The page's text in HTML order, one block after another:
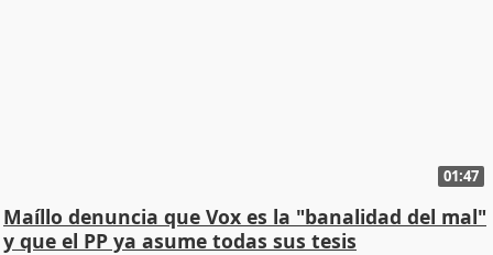
01:47
Maíllo denuncia que Vox es la "banalidad del mal"
y que el PP ya asume todas sus tesis